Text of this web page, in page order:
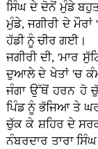
ਸਿੰਘ ਦੇ ਦੋਨੋਂ ਮੁੰਡੇ
ਮੁੰਡੇ, ਜਗੀਰੀ ਦੇ ਮੌਰਾਂ
ਹੱਡੀ ਨੂੰ ਚੀਰ ਗਈ।
ਜਗੀਰੀ ਦੀ, 'ਮਾਰ
ਦੁਆਲੇ ਦੇ ਖੇਤਾਂ 'ਚ
ਜੰਗਾ ਉੱਥੋਂ ਹਰਨ ਹੋ
ਪਿੰਡ ਨੂੰ ਭੱਜਿਆ ਤੇ
ਚੁੱਕ ਕੇ ਸ਼ਹਿਰ ਦੇ
ਨੰਬਰਦਾਰ ਤਾਰਾ